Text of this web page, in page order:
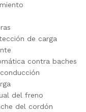
de carga
contra baches
del freno
del cordón